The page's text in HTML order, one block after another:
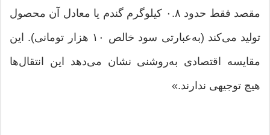
مقصد فقط حدود ۰.۸ کیلوگرم گندم یا معادل آن محصول
تولید می‌کند (به‌عبارتی سود خالص ۱۰ هزار تومانی). این
مقایسه اقتصادی به‌روشنی نشان می‌دهد این انتقال‌ها
هیچ توجیهی ندارند.»‌